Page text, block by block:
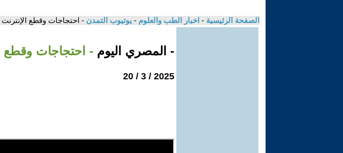
الصفحة الرئيسية - اخبار الطب والعلوم - يوتيوب التمدن - احتجاجات وقطع
- المصري اليوم - احتجاجات وقطع
2025 / 3 / 20